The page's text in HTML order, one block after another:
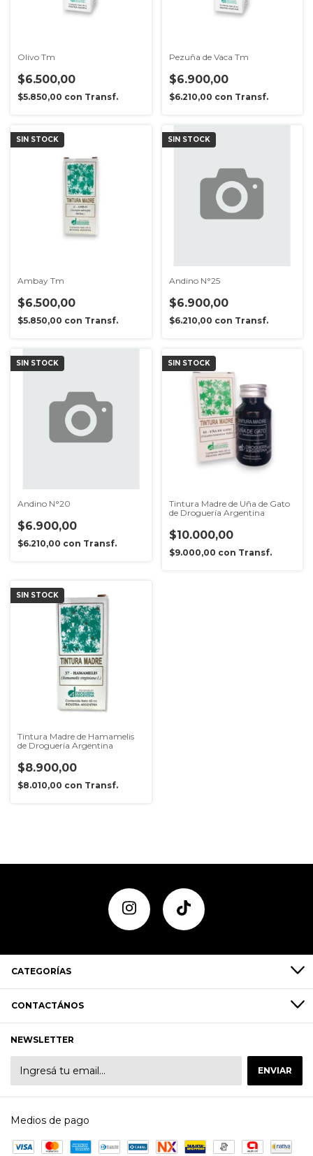
Olivo Tm
$6.500,00
$5.850,00 con Transf.
Pezuña de Vaca Tm
$6.900,00
$6.210,00 con Transf.
SIN STOCK
Ambay Tm
$6.500,00
$5.850,00 con Transf.
SIN STOCK
Andino N°25
$6.900,00
$6.210,00 con Transf.
SIN STOCK
Andino N°20
$6.900,00
$6.210,00 con Transf.
SIN STOCK
Tintura Madre de Uña de Gato
de Droguería Argentina
$10.000,00
$9.000,00 con Transf.
SIN STOCK
Tintura Madre de Hamamelis
de Droguería Argentina
$8.900,00
$8.010,00 con Transf.
CATEGORÍAS
CONTACTÁNOS
NEWSLETTER
Medios de pago